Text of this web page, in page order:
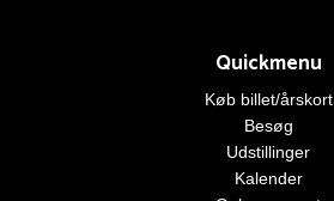
Quickmenu
Køb billet/årskort
Besøg
Udstillinger
Kalender